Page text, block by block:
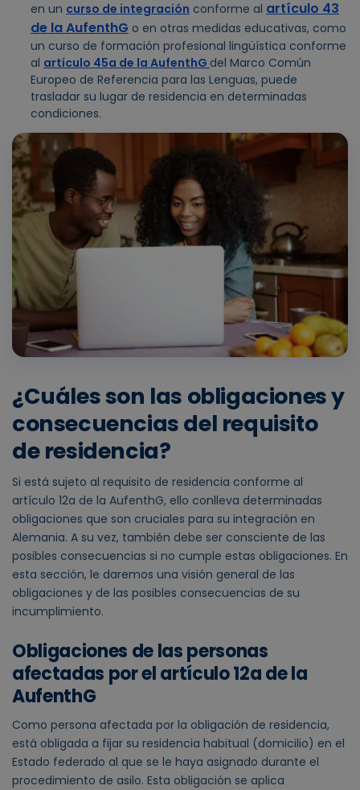
en un curso de integración conforme al artículo 43
de la AufenthG o en otras medidas educativas, como
un curso de formación profesional lingüística conforme
al artículo 45a de la AufenthG del Marco Común
Europeo de Referencia para las Lenguas, puede
trasladar su lugar de residencia en determinadas
condiciones.
¿Cuáles son las obligaciones y
consecuencias del requisito
de residencia?
Si está sujeto al requisito de residencia conforme al
artículo 12a de la AufenthG, ello conlleva determinadas
obligaciones que son cruciales para su integración en
Alemania. A su vez, también debe ser consciente de las
posibles consecuencias si no cumple estas obligaciones. En
esta sección, le daremos una visión general de las
obligaciones y de las posibles consecuencias de su
incumplimiento.
Obligaciones de las personas
afectadas por el artículo 12a de la
AufenthG
Como persona afectada por la obligación de residencia,
está obligada a fijar su residencia habitual (domicilio) en el
Estado federado al que se le haya asignado durante el
procedimiento de asilo. Esta obligación se aplica